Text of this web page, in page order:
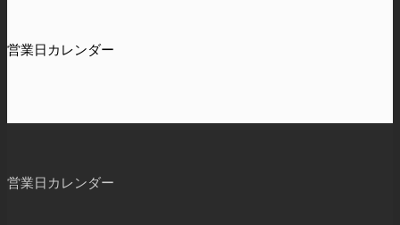
営業日カレンダー
営業日カレンダー